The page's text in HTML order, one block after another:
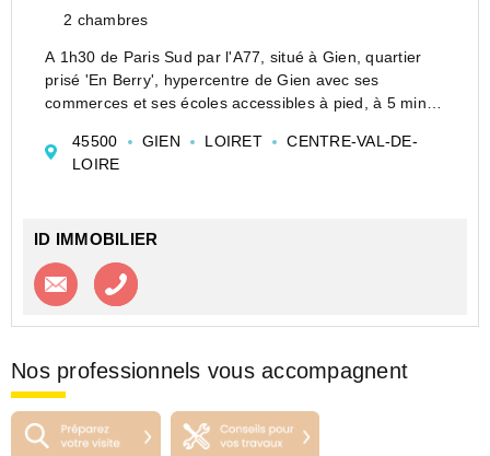
2 chambres
A 1h30 de Paris Sud par l'A77, situé à Gien, quartier
prisé 'En Berry', hypercentre de Gien avec ses
commerces et ses écoles accessibles à pied, à 5 min
Cet appartement T3 avec étage comprend :
- En rez-de-chaussé...
45500 GIEN LOIRET
CENTRE-VAL-DE-
LOIRE
ID IMMOBILIER
Contacter l'agence
Nos professionnels vous accompagnent